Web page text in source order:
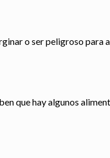
o ser peligroso para
que hay algunos